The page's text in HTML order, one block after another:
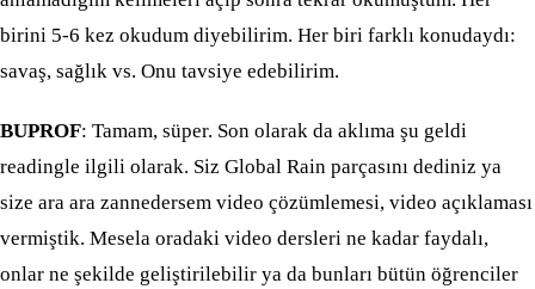
birini 5-6 kez okudum diyebilirim. Her biri farklı konudaydı:
savaş, sağlık vs. Onu tavsiye edebilirim.
BUPROF: Tamam, süper. Son olarak da aklıma şu geldi
readingle ilgili olarak. Siz Global Rain parçasını dediniz ya
size ara ara zannedersem video çözümlemesi, video açıklaması
vermiştik. Mesela oradaki video dersleri ne kadar faydalı,
onlar ne şekilde geliştirilebilir ya da bunları bütün öğrenciler